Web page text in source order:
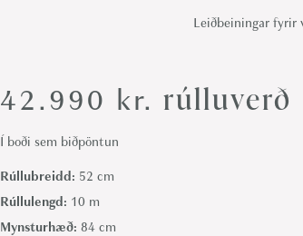
42.990 kr. rúlluverð
Leiðbeiningar fyrir
Í boði sem biðpöntun
Rúllubreidd: 52 cm
Rúllulengd: 10 m
Mynsturhæð: 84 cm